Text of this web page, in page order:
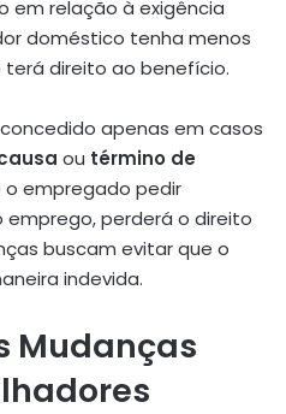
em relação à exigência
doméstico tenha menos
direito ao benefício.
apenas em casos
ou término de
o empregado pedir
perderá o direito
buscam evitar que o
indevida.
Mudanças